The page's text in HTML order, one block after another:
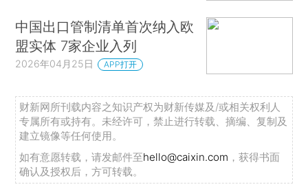
中国出口管制清单首次纳入欧
盟实体 7家企业入列
2026年04月25日 APP打开
财新网所刊载内容之知识产权为财新传媒及/或相关权利人
专属所有或持有。未经许可，禁止进行转载、摘编、复制及
建立镜像等任何使用。
如有意愿转载，请发邮件至hello@caixin.com ，获得书面
确认及授权后，方可转载。